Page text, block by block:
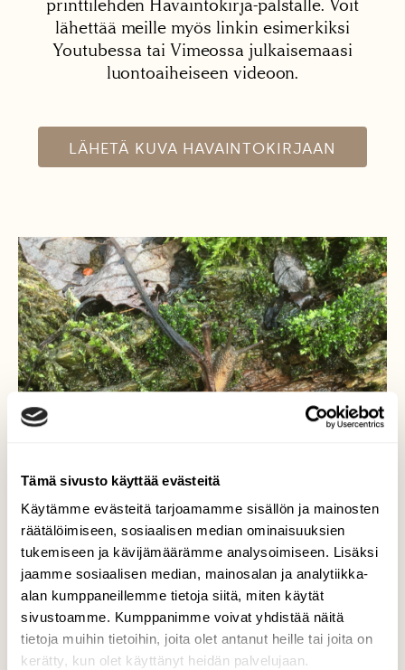
Tämä sivusto käyttää evästeitä
Käytämme evästeitä tarjoamamme sisällön ja mainosten
räätälöimiseen, sosiaalisen median ominaisuuksien
tukemiseen ja kävijämäärämme analysoimiseen. Lisäksi
jaamme sosiaalisen median, mainosalan ja analytiikka-
alan kumppaneillemme tietoja siitä, miten käytät
sivustoamme. Kumppanimme voivat yhdistää näitä
tietoja muihin tietoihin, joita olet antanut heille tai joita on
kerätty, kun olet käyttänyt heidän palvelujaan.
printtilehden Havaintokirja-palstalle. Voit
lähettää meille myös linkin esimerkiksi
Youtubessa tai Vimeossa julkaisemaasi
luontoaiheiseen videoon.
LÄHETÄ KUVA HAVAINTOKIRJAAN